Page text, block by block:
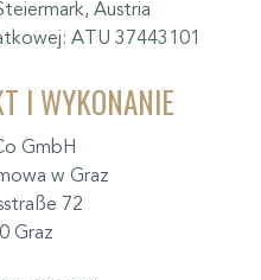
Austria
ATU 37443101
I WYKONANIE
GmbH
w Graz
72
Graz